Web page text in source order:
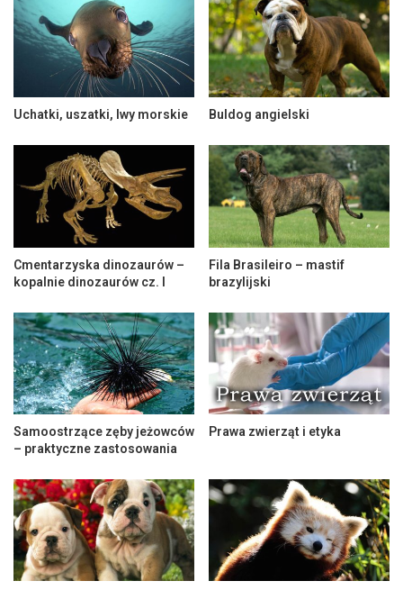
Uchatki, uszatki, lwy morskie Buldog angielski
Cmentarzyska dinozaurów –
kopalnie dinozaurów cz. I
Fila Brasileiro – mastif
brazylijski
Samoostrzące zęby jeżowców
– praktyczne zastosowania
Prawa zwierząt i etyka